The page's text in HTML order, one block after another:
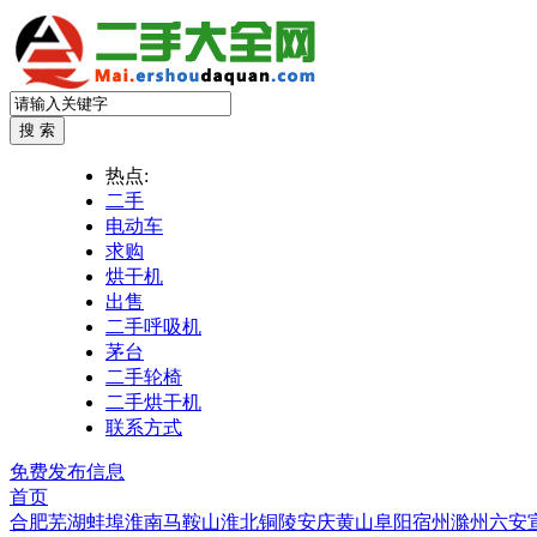
热点:
二手
电动车
求购
烘干机
出售
二手呼吸机
茅台
二手轮椅
二手烘干机
联系方式
免费发布信息
首页
合肥芜湖蚌埠淮南马鞍山淮北铜陵安庆黄山阜阳宿州滁州 六安